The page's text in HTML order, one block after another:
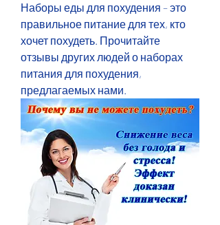
Наборы еды для похудения – это
правильное питание для тех, кто
хочет похудеть. Прочитайте
отзывы других людей о наборах
питания для похудения,
предлагаемых нами.